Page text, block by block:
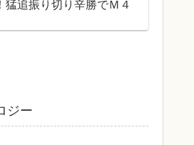
猛追振り切り辛勝でＭ４
ジー